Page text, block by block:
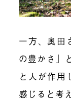
一方、奥田
の豊かさ」
と人が作用
感じると考